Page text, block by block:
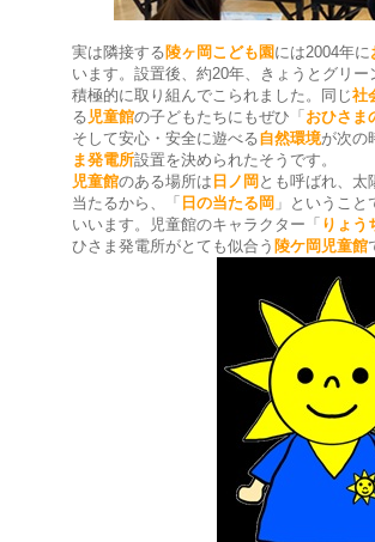
実は隣接する 陵ヶ岡こども園 には2004年に
います。設置後、約20年、きょうとグリー
積極的に取り組んでこられました。同じ社
る 児童館の子どもたちにもぜひ「 おひさま
そして安心・安全に遊べる自然環境が次の
ま発電所設置を決められたそうです。
児童館のある場所は 日ノ岡 とも呼ばれ、太
当たるから、「 日の当たる岡 」ということ
いいます。児童館のキャラクター「 りょう
ひさま発電所がとても似合う 陵ケ岡児童館